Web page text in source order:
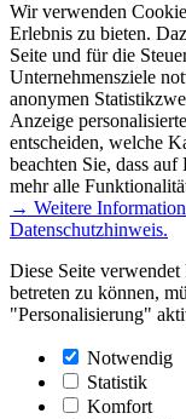
Wir verwenden
Erlebnis zu bieten.
Seite und für die
Unternehmensziele
anonymen
Anzeige
entscheiden, welche
beachten Sie, dass
mehr alle
→ Weitere
Datenschutzhinweis.
Diese Seite
betreten zu können,
"Personalisierung"
Notwendig
Statistik
Komfort